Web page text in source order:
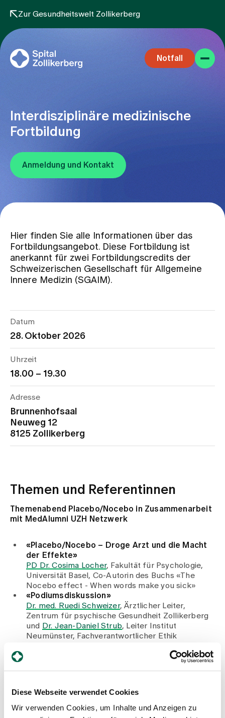
Diese Webseite verwendet Cookies
Wir verwenden Cookies, um Inhalte und Anzeigen zu
Zur Gesundheitswelt Zollikerberg
Notfall
Fachbereiche
Aufenthalt
Zuweisende
Events
Aktuelles
Kontakt
Babygalerie
Interdisziplinäre medizinische
Fortbildung
Anmeldung und Kontakt
Hier finden Sie alle Informationen über das
Fortbildungsangebot. Diese Fortbildung ist
anerkannt für zwei Fortbildungscredits der
Schweizerischen Gesellschaft für Allgemeine
Innere Medizin (SGAIM).
Datum
28. Oktober 2026
Uhrzeit
18.00 – 19.30
Adresse
Brunnenhofsaal
Neuweg 12
8125 Zollikerberg
Themen und Referentinnen
Themenabend Placebo/Nocebo in Zusammenarbeit
mit MedAlumni UZH Netzwerk
«Placebo/Nocebo – Droge Arzt und die Macht
der Effekte»
PD Dr. Cosima Locher, Fakultät für Psychologie,
Universität Basel, Co-Autorin des Buchs «The
Nocebo effect - When words make you sick»
«Podiumsdiskussion»
Dr. med. Ruedi Schweizer, Ärztlicher Leiter,
Zentrum für psychische Gesundheit Zollikerberg
und
Dr. Jean-Daniel Strub, Leiter Institut
Neumünster, Fachverantwortlicher Ethik
Anmeldung
und einer Teilnahme per Zoom. Für eine Teilnahme per